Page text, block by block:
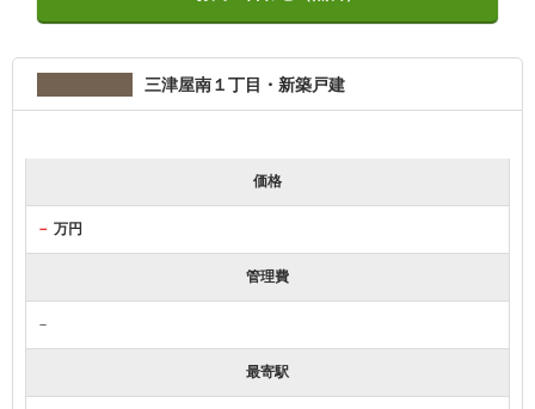
三津屋南１丁目・新築戸建
価格
－ 万円
管理費
－
最寄駅